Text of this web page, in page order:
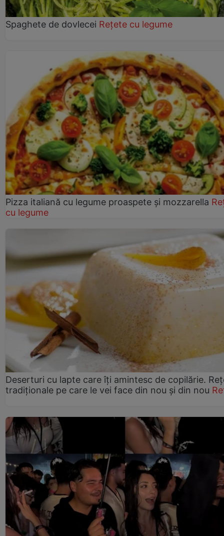
Spaghete de dovlecei Rețete cu legume
Pizza italiană cu legume proaspete și mozzarella
cu legume
Deserturi cu lapte care îți amintesc de copilărie.
tradiționale pe care le vei face din nou și din nou